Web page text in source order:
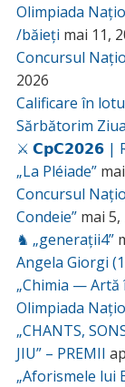
Olimpiada
/băieți mai 11,
Concursul
2026
Calificare în
Sărbătorim
⚔️ 𝗖𝗽𝗖𝟮𝟬𝟮𝟲 |
„La Pléiade”
Concursul
Condeie” mai 5,
♞ „generații4”
Angela Giorgi
„Chimia — Artă
Olimpiada
„CHANTS,
JIU” – PREMII
„Aforismele lui